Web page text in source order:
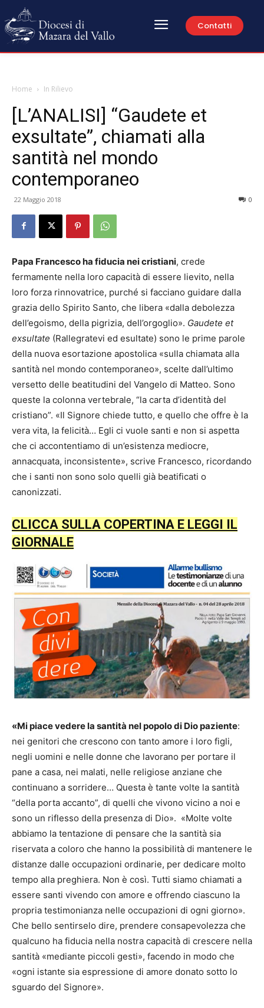
Contatti
Home In Rilievo
[L’ANALISI] “Gaudete et
exsultate”, chiamati alla
santità nel mondo
contemporaneo
22 Maggio 2018 0
Papa Francesco ha fiducia nei cristiani, crede
fermamente nella loro capacità di essere lievito, nella
loro forza rinnovatrice, purché si facciano guidare dalla
grazia dello Spirito Santo, che libera «dalla debolezza
dell’egoismo, della pigrizia, dell’orgoglio». Gaudete et
exsultate (Rallegratevi ed esultate) sono le prime parole
della nuova esortazione apostolica «sulla chiamata alla
santità nel mondo contemporaneo», scelte dall’ultimo
versetto delle beatitudini del Vangelo di Matteo. Sono
queste la colonna vertebrale, “la carta d’identità del
cristiano”. «Il Signore chiede tutto, e quello che offre è la
vera vita, la felicità… Egli ci vuole santi e non si aspetta
che ci accontentiamo di un’esistenza mediocre,
annacquata, inconsistente», scrive Francesco, ricordando
che i santi non sono solo quelli già beatificati o
canonizzati.
CLICCA SULLA COPERTINA E LEGGI IL
GIORNALE
«Mi piace vedere la santità nel popolo di Dio paziente:
nei genitori che crescono con tanto amore i loro figli,
negli uomini e nelle donne che lavorano per portare il
pane a casa, nei malati, nelle religiose anziane che
continuano a sorridere… Questa è tante volte la santità
“della porta accanto”, di quelli che vivono vicino a noi e
sono un riflesso della presenza di Dio». «Molte volte
abbiamo la tentazione di pensare che la santità sia
riservata a coloro che hanno la possibilità di mantenere le
distanze dalle occupazioni ordinarie, per dedicare molto
tempo alla preghiera. Non è così. Tutti siamo chiamati a
essere santi vivendo con amore e offrendo ciascuno la
propria testimonianza nelle occupazioni di ogni giorno».
Che bello sentirselo dire, prendere consapevolezza che
qualcuno ha fiducia nella nostra capacità di crescere nella
santità «mediante piccoli gesti», facendo in modo che
«ogni istante sia espressione di amore donato sotto lo
sguardo del Signore».